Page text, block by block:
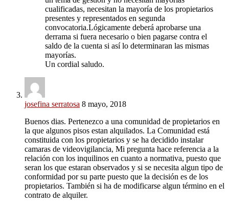
cualificadas, necesitan la mayoría de los propietarios
presentes y representados en segunda
convocatoria.Lógicamente deberá aprobarse una
derrama si fuera necesario o bien pagarse contra el
saldo de la cuenta si así lo determinaran las mismas
mayorías.
Un cordial saludo.
josefina serratosa 8 mayo, 2018
Buenos dias. Pertenezco a una comunidad de propietarios en
la que algunos pisos estan alquilados. La Comunidad está
constituida con los propietarios y se ha decidido instalar
camaras de videovigilancia, Mi pregunta hace referencia a la
relación con los inquilinos en cuanto a normativa, puesto que
seran los que estaran observados y si se necesita algun tipo de
conformidad por su parte puesto que la decisión es de los
propietarios. También si ha de modificarse algun término en el
contrato de alquiler.